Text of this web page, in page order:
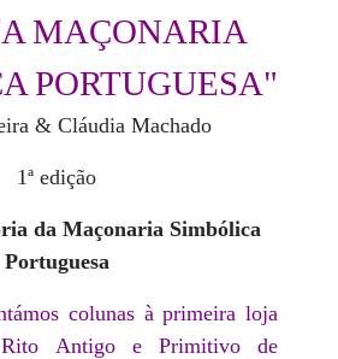
MAÇONARIA
PORTUGUESA"
& Cláudia Machado
1ª edição
da Maçonaria Simbólica
Portuguesa
colunas à primeira loja
Antigo e Primitivo de